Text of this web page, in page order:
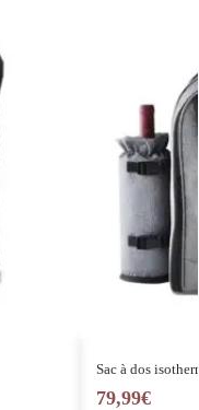
Sac à dos
79,99€